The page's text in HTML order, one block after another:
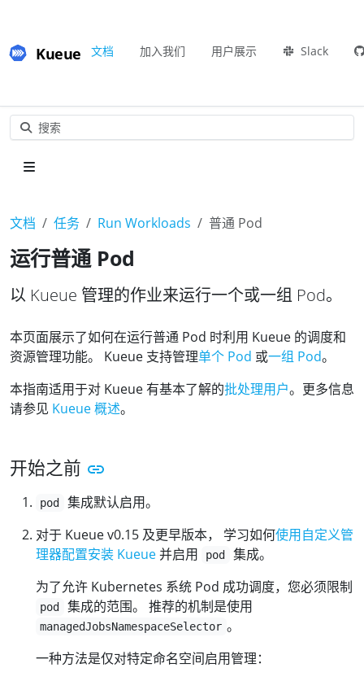
Kueue 文档 加入我们 用户展示 Slack
搜索
文档 任务 Run Workloads 普通 Pod
运行普通 Pod
以 Kueue 管理的作业来运行一个或一组 Pod。
本页面展示了如何在运行普通 Pod 时利用 Kueue 的调度和
资源管理功能。 Kueue 支持管理单个 Pod 或一组 Pod。
本指南适用于对 Kueue 有基本了解的批处理用户。更多信息
请参见 Kueue 概述。
开始之前
pod
集成默认启用。
对于 Kueue v0.15 及更早版本， 学习如何使用自定义管
理器配置安装 Kueue并启用 pod
集成。
为了允许 Kubernetes 系统 Pod 成功调度，您必须限制
pod 集成的范围。 推荐的机制是使用
managedJobsNamespaceSelector 。
一种方法是仅对特定命名空间启用管理：